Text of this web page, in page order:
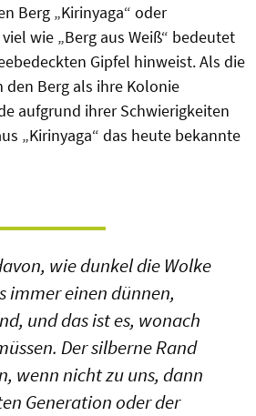
Berg „Kirinyaga“ oder
wie „Berg aus Weiß“ bedeutet
Gipfel hinweist. Als die
den Berg als ihre Kolonie
aufgrund ihrer Schwierigkeiten
„Kirinyaga“ das heute bekannte
wie dunkel die Wolke
immer einen dünnen,
und das ist es, wonach
Der silberne Rand
wenn nicht zu uns, dann
Generation oder der